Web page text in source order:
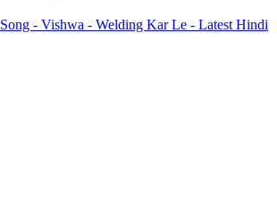
- Vishwa - Welding Kar Le - Latest Hindi